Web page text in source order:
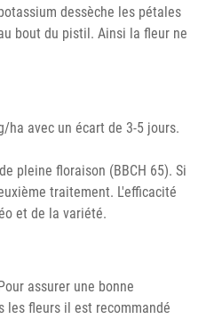
dessèche les pétales
bout du pistil. Ainsi la fleur ne
ha avec un écart de 3-5 jours.
pleine floraison (BBCH 65). Si
traitement. L'efficacité
et de la variété.
assurer une bonne
les fleurs il est recommandé